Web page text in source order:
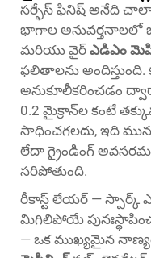
సర్ఫేస్ ఫినిష్ అనేది
భాగాల అనువర్తనాలలో
మరియు వైర్ ఎడిఎం
ఫలితాలను అందిస్తుంది.
అనుకూలీకరించడం
0.2 మైక్రాన్‌ల కంటే
సాధించగలదు, ఇది
లేదా గ్రైండింగ్
సరిపోతుంది.
రీకాస్ట్ లేయర్ — స్పార్క్
మిగిలిపోయే
— ఒక ముఖ్యమైన